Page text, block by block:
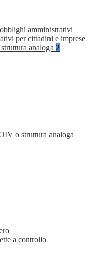
amministrativi
per cittadini e imprese
analoga 2
o struttura analoga
a controllo